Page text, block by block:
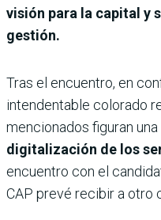
visión para la capital y
gestión.
Tras el encuentro, en
intendentable colorado
mencionados figuran una
digitalización de los
encuentro con el
CAP prevé recibir a otro